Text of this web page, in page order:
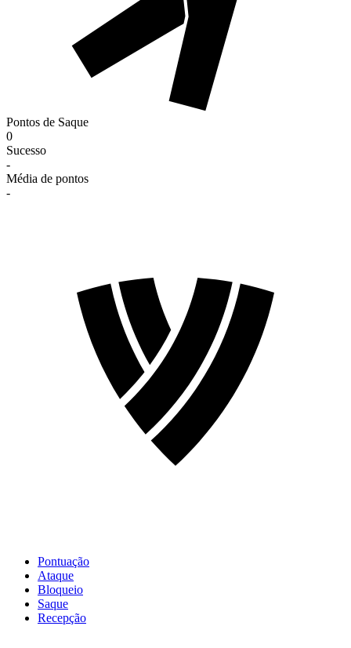
Pontos de Saque
0
Sucesso
-
Média de pontos
-
Pontuação
Ataque
Bloqueio
Saque
Recepção